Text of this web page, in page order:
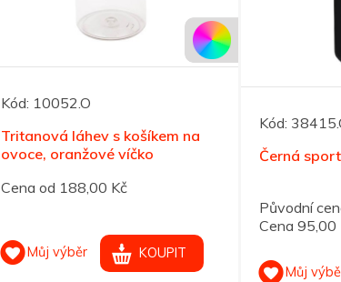
Kód: 10052.O
Tritanová láhev s košíkem na
ovoce, oranžové víčko
Cena od 188,00 Kč
Můj výběr KOUPIT
Kód:
Černá
Původní
Cena 95,00
Můj